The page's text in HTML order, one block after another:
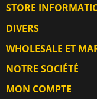
STORE
DIVERS
WHOLESALE ET
NOTRE SOCIÉTÉ
MON COMPTE